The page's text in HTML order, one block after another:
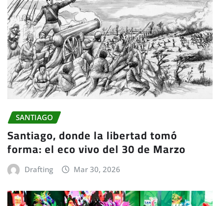
SANTIAGO
Santiago, donde la libertad tomó
forma: el eco vivo del 30 de Marzo
Drafting Mar 30, 2026